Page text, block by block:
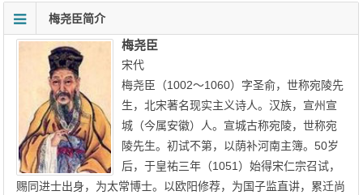
梅尧臣简介
梅尧臣
宋代
梅尧臣（1002～1060）字圣俞，世称宛陵先
生，北宋著名现实主义诗人。汉族，宣州宣
城（今属安徽）人。宣城古称宛陵，世称宛
陵先生。初试不第，以荫补河南主簿。50岁
后，于皇祐三年（1051）始得宋仁宗召试，
赐同进士出身，为太常博士。以欧阳修荐，为国子监直讲，累迁尚